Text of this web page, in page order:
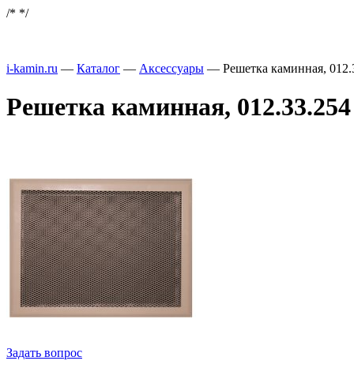
/* */
i-kamin.ru — Каталог — Аксессуары — Решетка каминная,
Решетка каминная,
Задать вопрос